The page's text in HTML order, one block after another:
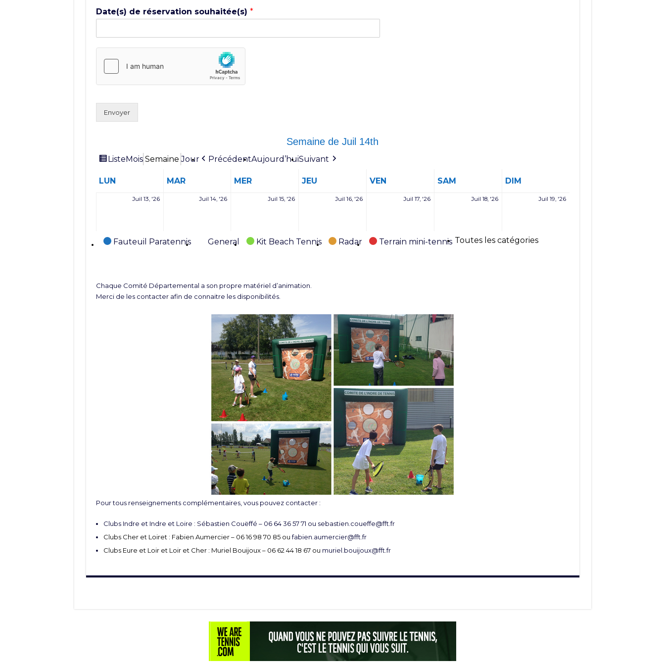
Date(s) de réservation souhaitée(s) *
Envoyer
Semaine de Juil 14th
Vue
Liste Mois Semaine Jour PrécédentAujourd’huiSuivant
LUNLUNDI MARMARDI MERMERCREDI JEUJEUDI VENVENDREDI SAMSAMEDI DIMDIMANCHE
Juil 13, '2613
Juil 14, '2614
Juil 15, '2615
Juil 16, '2616
Juil 17, '2617
Juil 18, '2618
Juil 19, '2619
Catégories
Fauteuil Paratennis General Kit Beach Tennis Radar Terrain mini-tennis Toutes les catégories
Chaque Comité Départemental a son propre matériel d’animation.
Merci de les contacter afin de connaitre les disponibilités.
Pour tous renseignements complémentaires, vous pouvez contacter :
Clubs Indre et Indre et Loire : Sébastien Couëffé – 06 64 36 57 71 ou sebastien.coueffe@fft.fr
Clubs Cher et Loiret : Fabien Aumercier – 06 16 98 70 85 oufabien.aumercier@fft.fr
Clubs Eure et Loir et Loir et Cher : Muriel Bouijoux – 06 62 44 18 67 ou muriel.bouijoux@fft.fr